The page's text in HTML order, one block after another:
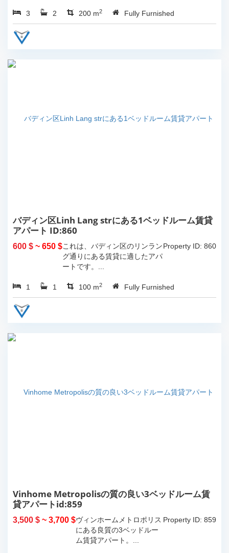
3 2 200 m2 Fully Furnished
バディン区Linh Lang strにある1ベッドルーム賃貸
アパート ID:860
600 $ ~ 650 $ Property ID: 860
これは、バディン区のリンラン
グ通りにある賃貸に適したアパ
ートです。...
1 1 100 m2 Fully Furnished
Vinhome Metropolisの質の良い3ベッドルーム賃
貸アパートid:859
3,500 $ ~ 3,700 $ Property ID: 859
ヴィンホームメトロポリス
にある良質の3ベッドルー
ム賃貸アパート。...